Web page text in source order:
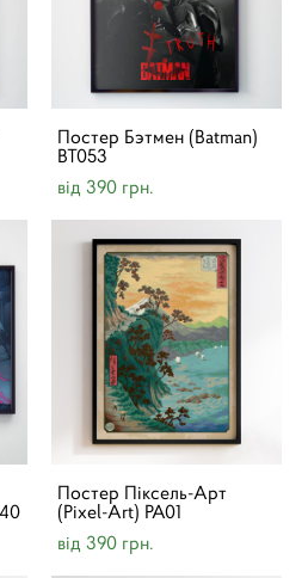
Постер Бэтмен (Batman)
BT053
від 390 грн.
Постер Піксель-Арт
(Pixel-Art) PA01
від 390 грн.